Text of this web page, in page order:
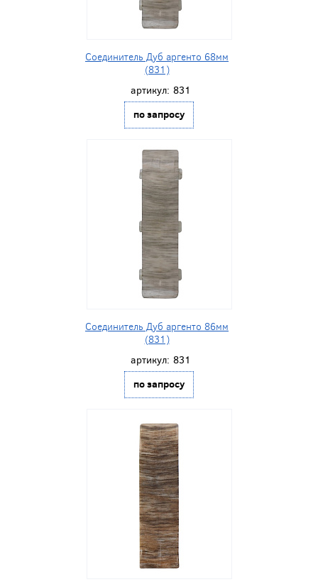
Соединитель Дуб аргенто 68мм
(831)
артикул: 831
по запросу
Соединитель Дуб аргенто 86мм
(831)
артикул: 831
по запросу